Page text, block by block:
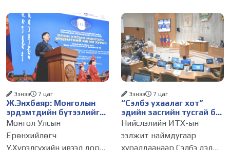
хуралдаанаа зохион
байгуулж, салбарын
ажлуудын хэрэгжилт,
тулгамдсан асуудлуудыг
хэлэлцлээ. Хурлыг Төрийн
нарийн
элсэлтийн бүртгэл
өнөөдөр буюу 2026 оны 8
дугаар сарын 10-ны
өдрийн 09:00 цагт эхэллээ.
Нэгдүгээр шатны
Ж.Энхбаяр: Монголын
эрдэмтдийн бүтээлийг
олон улсын хэлнээ түгээн
дэлгэрүүлэх ажлыг
дэмжинэ
Ээнээ 7 цаг
Монгол Улсын
Ерөнхийлөгч
У.Хүрэлсүхийн ивээл дор
“Сэлбэ ухаалаг хот”
эдийн засгийн тусгай бүс
байгуулах тогтоолын
төслийг батлууллаа
Ээнээ 7 цаг
Нийслэлийн ИТХ-ын
ээлжит наймдугаар
хуралдаанаар Сэлбэ дэд